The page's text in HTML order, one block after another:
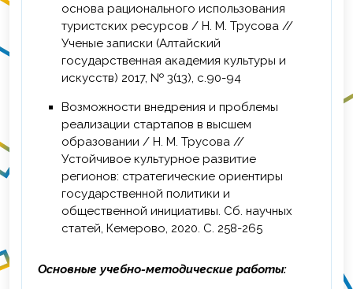
основа рационального использования
туристских ресурсов / Н. М. Трусова //
Ученые записки (Алтайский
государственная академия культуры и
искусств) 2017, № 3(13), с.90-94
Возможности внедрения и проблемы
реализации стартапов в высшем
образовании / Н. М. Трусова //
Устойчивое культурное развитие
регионов: стратегические ориентиры
государственной политики и
общественной инициативы. Сб. научных
статей, Кемерово, 2020. С. 258-265
Основные учебно-методические работы: